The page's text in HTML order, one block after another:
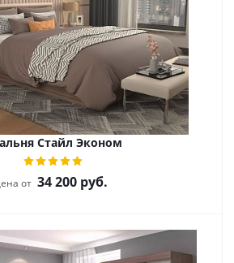
Стайл Эконом
от 34 200 руб.